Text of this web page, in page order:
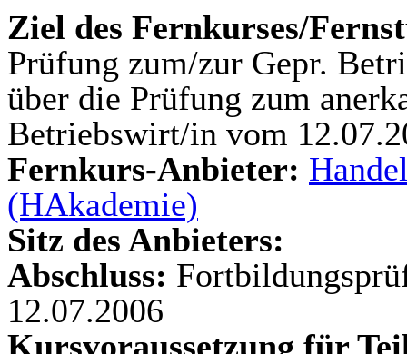
Ziel des Fernkurses/
Prüfung zum/zur Gepr.
über die Prüfung zum
Betriebswirt/in vom
Fernkurs-Anbieter:
(HAkademie)
Sitz des Anbieters:
Abschluss:
12.07.2006
Kursvoraussetzung für